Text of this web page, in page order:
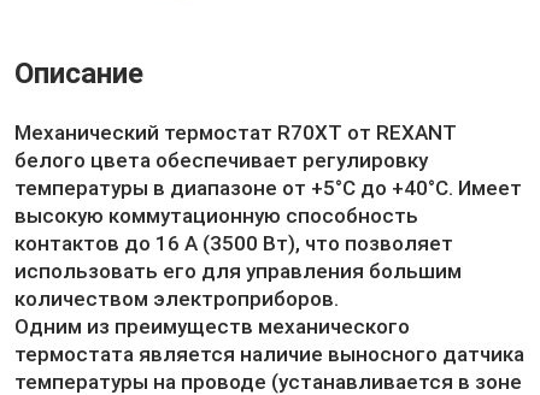
Описание
Механический термостат R70XT от REXANT
белого цвета обеспечивает регулировку
температуры в диапазоне от +5°C до +40°C. Имеет
высокую коммутационную способность
контактов до 16 А (3500 Вт), что позволяет
использовать его для управления большим
количеством электроприборов.
Одним из преимуществ механического
термостата является наличие выносного датчика
температуры на проводе (устанавливается в зоне